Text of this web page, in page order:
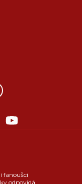
fanoušci
odpovídá